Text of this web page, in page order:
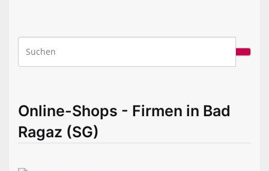
Online-Shops - Firmen in Bad
Ragaz (SG)